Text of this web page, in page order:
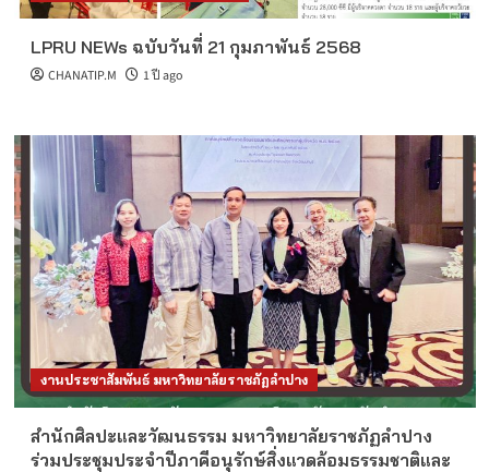
LPRU NEWs ฉบับวันที่ 21 กุมภาพันธ์ 2568
CHANATIP.M 1 ปี ago
งานประชาสัมพันธ์ มหาวิทยาลัยราชภัฏลำปาง
สำนักศิลปะและวัฒนธรรม มหาวิทยาลัยราชภัฏลำปาง
ร่วมประชุมประจำปีภาคีอนุรักษ์สิ่งแวดล้อมธรรมชาติและ